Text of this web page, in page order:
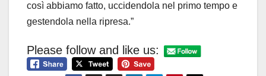
così abbiamo fatto, uccidendola nel primo tempo e
gestendola nella ripresa.”
Please follow and like us: